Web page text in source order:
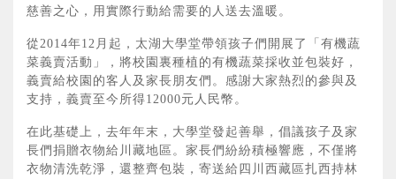
慈善之心，用實際行動給需要的人送去溫暖。
從2014年12月起，太湖大學堂帶領孩子們開展了「有機蔬
菜義賣活動」，將校園裏種植的有機蔬菜採收並包裝好，
義賣給校園的客人及家長朋友們。感謝大家熱烈的參與及
支持，義賣至今所得12000元人民幣。
在此基礎上，去年年末，大學堂發起善舉，倡議孩子及家
長們捐贈衣物給川藏地區。家長們紛紛積極響應，不僅將
衣物清洗乾淨，還整齊包裝，寄送給四川西藏區扎西持林